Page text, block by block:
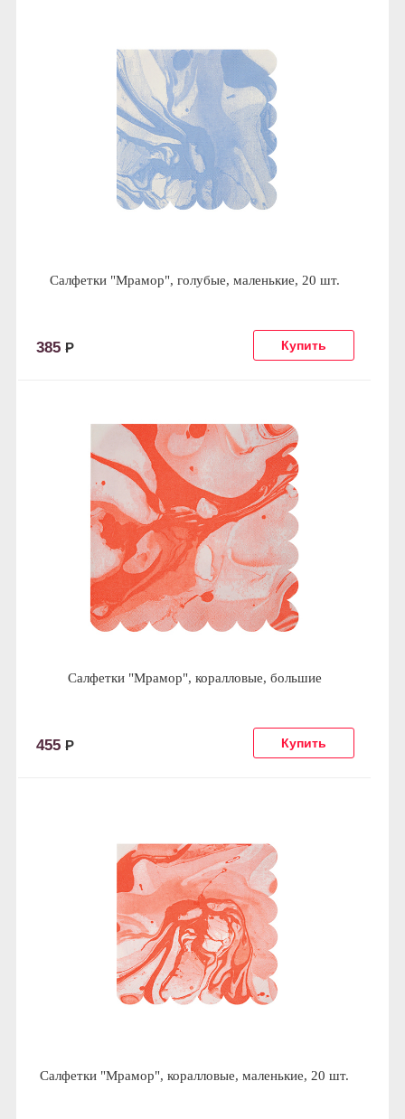
Салфетки "Мрамор", голубые, маленькие, 20 шт.
385 Р
Салфетки "Мрамор", коралловые, большие
455 Р
Салфетки "Мрамор", коралловые, маленькие, 20 шт.